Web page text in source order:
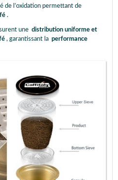
de l’oxidation permettant de
.
une distribution uniforme et
, garantissant la performance